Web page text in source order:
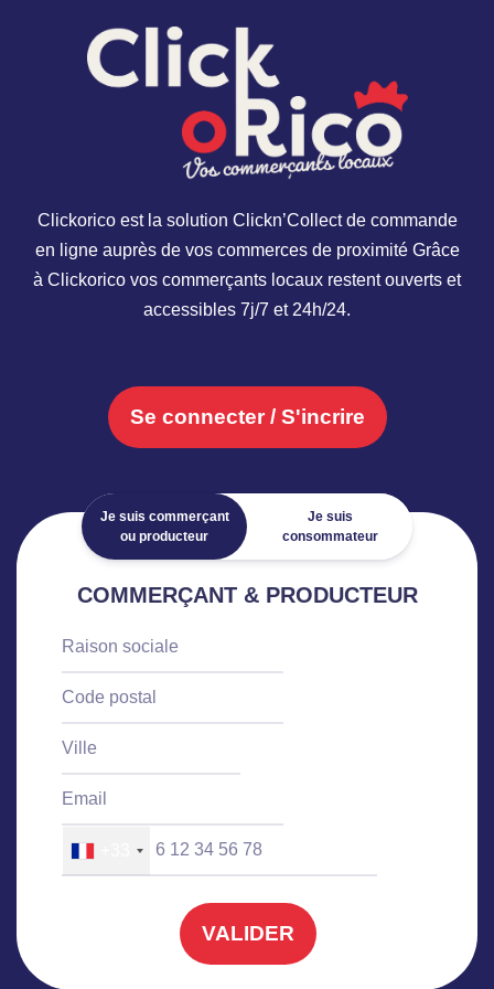
Clickorico est la solution Clickn’Collect de commande
en ligne auprès de vos commerces de proximité Grâce
à Clickorico vos commerçants locaux restent ouverts et
accessibles 7j/7 et 24h/24.
Se connecter / S'incrire
Je suis commerçant
ou producteur
Je suis
consommateur
COMMERÇANT & PRODUCTEUR
VALIDER